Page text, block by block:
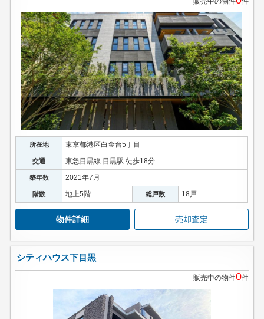
所在地 東京都港区白金台5丁目
交通 東急目黒線 目黒駅 徒歩18分
築年数 2021年7月
階数 地上5階 総戸数 18戸
物件詳細 売却査定
シティハウス下目黒
販売中の物件0件